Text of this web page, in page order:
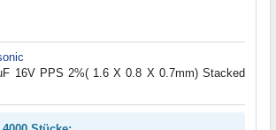
16V PPS 2%( 1.6 X 0.8 X 0.7mm) Stacked